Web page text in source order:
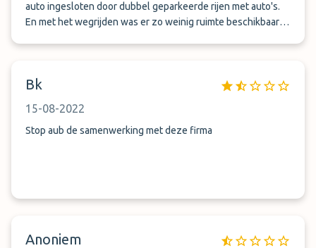
auto ingesloten door dubbel geparkeerde rijen met auto's.
En met het wegrijden was er zo weinig ruimte beschikbaar
Bk
15-08-2022
Stop aub de samenwerking met deze firma
Anoniem